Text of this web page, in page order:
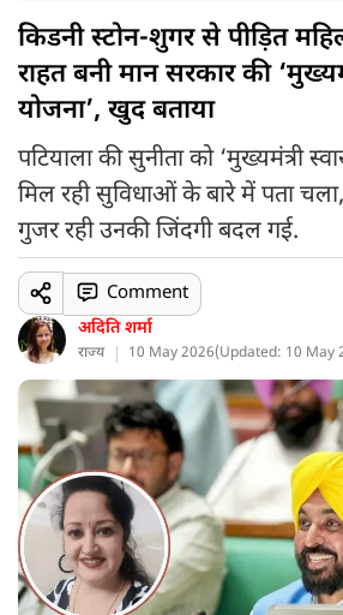
किडनी स्टोन-शुगर से पीड़ित
राहत बनी मान सरकार की
योजना’, खुद बताया
पटियाला की सुनीता को ‘मुख्यमंत्री
मिल रही सुविधाओं के बारे में पता
गुजर रही उनकी जिंदगी बदल गई.
अदिति शर्मा
राज्य 10 May 2026(Updated: 10 May
Comment